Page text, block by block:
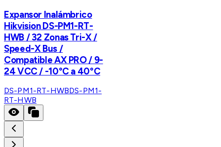
Expansor Inalámbrico
Hikvision DS-PM1-RT-
HWB / 32 Zonas Tri-X /
Speed-X Bus /
Compatible AX PRO / 9-
24 VCC / -10°C a 40°C
DS-PM1-RT-HWBDS-PM1-
RT-HWB